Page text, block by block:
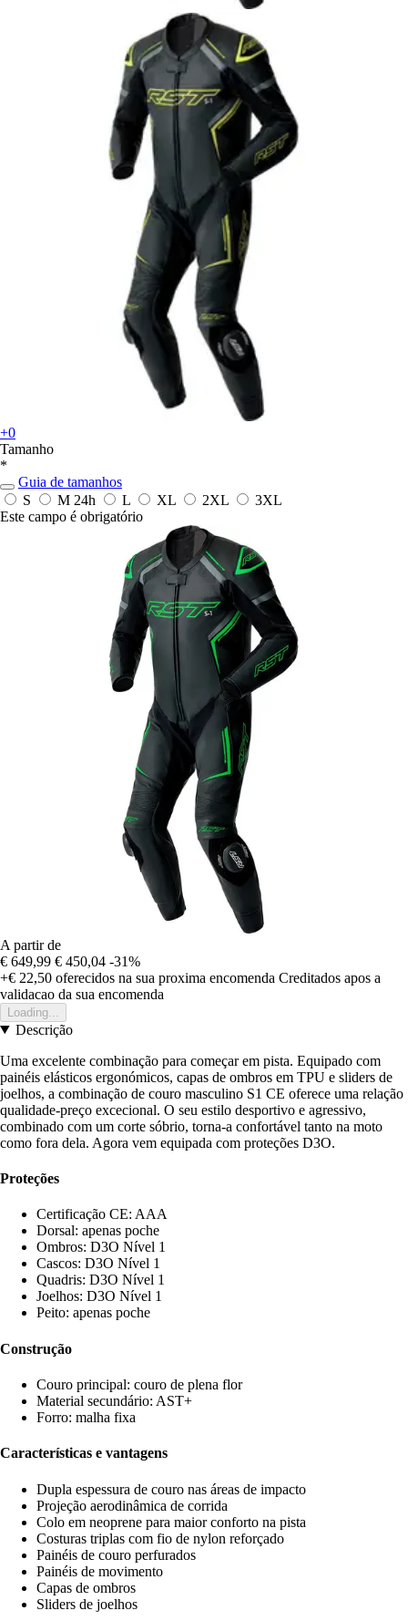
+0
Tamanho
*
Guia de tamanhos
S
M 24h L XL 2XL
3XL
Este campo é obrigatório
A partir de
€ 649,99 € 450,04 -31%
+€ 22,50 oferecidos na sua proxima encomenda Creditados apos a
validacao da sua encomenda
Loading...
Descrição
Uma excelente combinação para começar em pista. Equipado com
painéis elásticos ergonómicos, capas de ombros em TPU e sliders de
joelhos, a combinação de couro masculino S1 CE oferece uma relação
qualidade-preço excecional. O seu estilo desportivo e agressivo,
combinado com um corte sóbrio, torna-a confortável tanto na moto
como fora dela. Agora vem equipada com proteções D3O.
Proteções
Certificação CE: AAA
Dorsal: apenas poche
Ombros: D3O Nível 1
Cascos: D3O Nível 1
Quadris: D3O Nível 1
Joelhos: D3O Nível 1
Peito: apenas poche
Construção
Couro principal: couro de plena flor
Material secundário: AST+
Forro: malha fixa
Características e vantagens
Dupla espessura de couro nas áreas de impacto
Projeção aerodinâmica de corrida
Colo em neoprene para maior conforto na pista
Costuras triplas com fio de nylon reforçado
Painéis de couro perfurados
Painéis de movimento
Capas de ombros
Sliders de joelhos